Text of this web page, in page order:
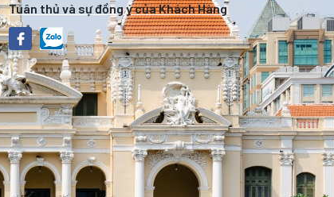
Tuân thủ và sự đồng ý của Khách Hàng